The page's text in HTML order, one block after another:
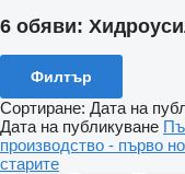
6 обяви:
Филтър
Сортиране: Дата на
Дата на публикуване
производство - първо
старите